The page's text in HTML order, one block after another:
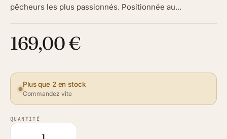
pêcheurs les plus passionnés. Positionnée au...
169,00 €
Plus que 2 en stock
Commandez vite
QUANTITÉ